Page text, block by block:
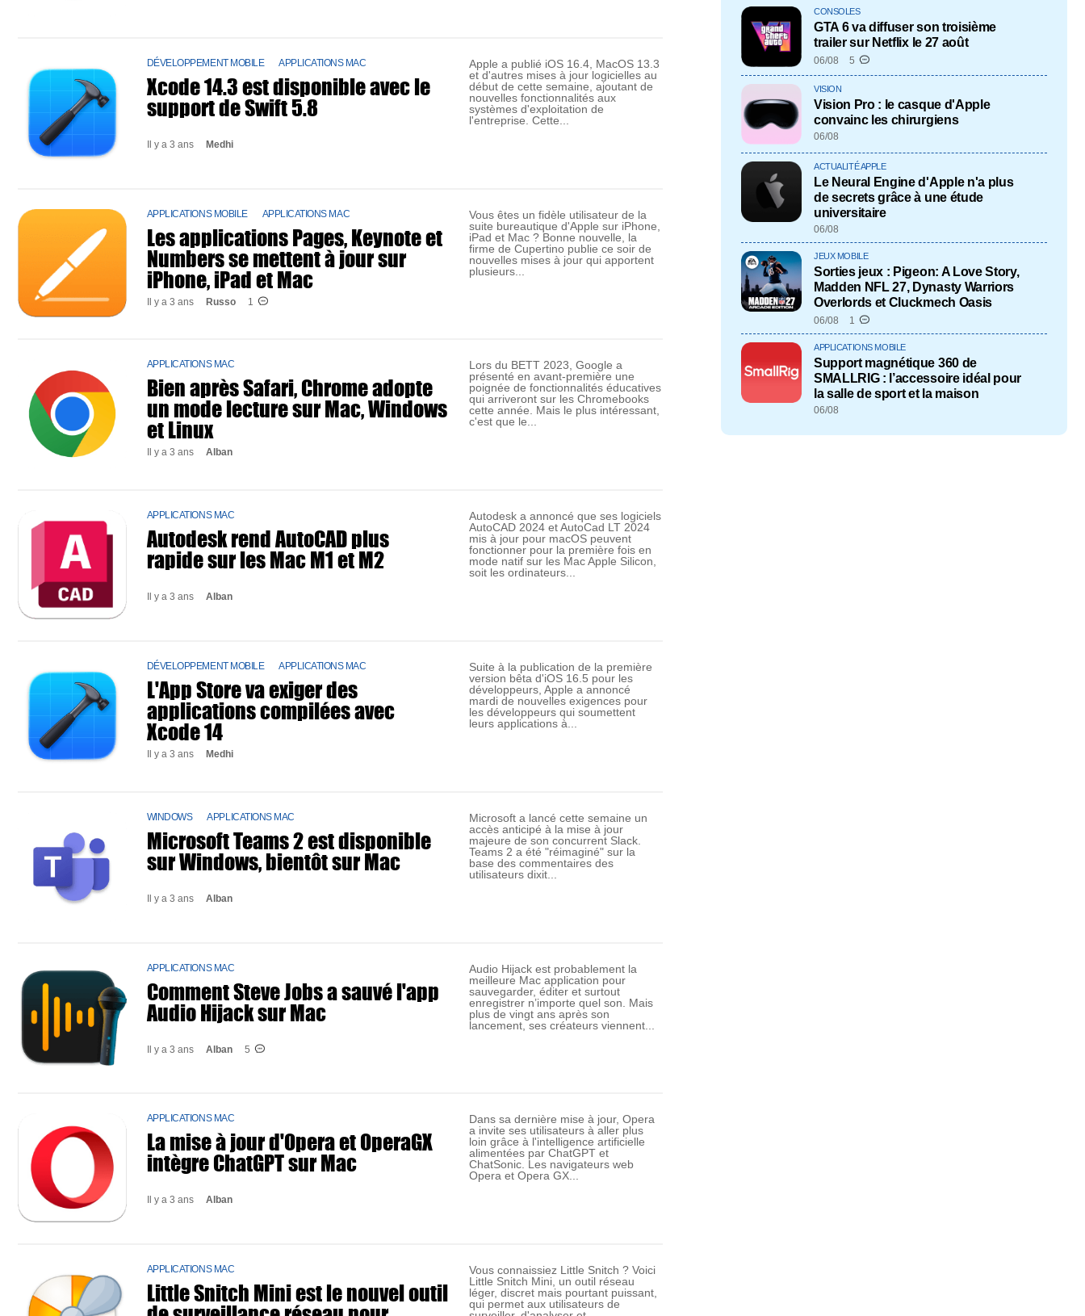
DÉVELOPPEMENT MOBILE APPLICATIONS MAC
Xcode 14.3 est disponible avec le
support de Swift 5.8
Il y a 3 ans Medhi
Apple a publié iOS 16.4, MacOS 13.3
et d'autres mises à jour logicielles au
début de cette semaine, ajoutant de
nouvelles fonctionnalités aux
systèmes d'exploitation de
l'entreprise. Cette...
APPLICATIONS MOBILE APPLICATIONS MAC
Les applications Pages, Keynote et
Numbers se mettent à jour sur
iPhone, iPad et Mac
Il y a 3 ans Russo 1
Vous êtes un fidèle utilisateur de la
suite bureautique d'Apple sur iPhone,
iPad et Mac ? Bonne nouvelle, la
firme de Cupertino publie ce soir de
nouvelles mises à jour qui apportent
plusieurs...
APPLICATIONS MAC
Bien après Safari, Chrome adopte
un mode lecture sur Mac, Windows
et Linux
Il y a 3 ans Alban
Lors du BETT 2023, Google a
présenté en avant-première une
poignée de fonctionnalités éducatives
qui arriveront sur les Chromebooks
cette année. Mais le plus intéressant,
c'est que le...
APPLICATIONS MAC
Autodesk rend AutoCAD plus
rapide sur les Mac M1 et M2
Il y a 3 ans Alban
Autodesk a annoncé que ses logiciels
AutoCAD 2024 et AutoCad LT 2024
mis à jour pour macOS peuvent
fonctionner pour la première fois en
mode natif sur les Mac Apple Silicon,
soit les ordinateurs...
DÉVELOPPEMENT MOBILE APPLICATIONS MAC
L'App Store va exiger des
applications compilées avec
Xcode 14
Il y a 3 ans Medhi
Suite à la publication de la première
version bêta d'iOS 16.5 pour les
développeurs, Apple a annoncé
mardi de nouvelles exigences pour
les développeurs qui soumettent
leurs applications à...
WINDOWS APPLICATIONS MAC
Microsoft Teams 2 est disponible
sur Windows, bientôt sur Mac
Il y a 3 ans Alban
Microsoft a lancé cette semaine un
accès anticipé à la mise à jour
majeure de son concurrent Slack.
Teams 2 a été "réimaginé" sur la
base des commentaires des
utilisateurs dixit...
APPLICATIONS MAC
Comment Steve Jobs a sauvé l'app
Audio Hijack sur Mac
Il y a 3 ans Alban 5
Audio Hijack est probablement la
meilleure Mac application pour
sauvegarder, éditer et surtout
enregistrer n’importe quel son. Mais
plus de vingt ans après son
lancement, ses créateurs viennent...
APPLICATIONS MAC
La mise à jour d'Opera et OperaGX
intègre ChatGPT sur Mac
Il y a 3 ans Alban
Dans sa dernière mise à jour, Opera
a invite ses utilisateurs à aller plus
loin grâce à l'intelligence artificielle
alimentées par ChatGPT et
ChatSonic. Les navigateurs web
Opera et Opera GX...
APPLICATIONS MAC
Little Snitch Mini est le nouvel outil
Vous connaissiez Little Snitch ? Voici
Little Snitch Mini, un outil réseau
léger, discret mais pourtant puissant,
qui permet aux utilisateurs de
CONSOLES
GTA 6 va diffuser son troisième
trailer sur Netflix le 27 août
06/08 5
VISION
Vision Pro : le casque d'Apple
convainc les chirurgiens
06/08
ACTUALITÉ APPLE
Le Neural Engine d'Apple n'a plus
de secrets grâce à une étude
universitaire
06/08
JEUX MOBILE
Sorties jeux : Pigeon: A Love Story,
Madden NFL 27, Dynasty Warriors
Overlords et Cluckmech Oasis
06/08 1
APPLICATIONS MOBILE
Support magnétique 360 de
SMALLRIG : l’accessoire idéal pour
la salle de sport et la maison
06/08